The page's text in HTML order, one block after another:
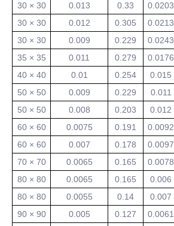
30 × 30
0.013 0.33 0.0203
30 × 30
0.012 0.305 0.0213
30 × 30
0.009 0.229 0.0243
35 × 35
0.011 0.279 0.0176
40 × 40
0.01 0.254 0.015
50 × 50
0.009 0.229 0.011
50 × 50
0.008 0.203 0.012
60 × 60
0.0075 0.191 0.0092
60 × 60
0.007 0.178 0.0097
70 × 70
0.0065 0.165 0.0078
80 × 80
0.0065 0.165 0.006
80 × 80
0.0055 0.14 0.007
90 × 90
0.005 0.127 0.0061